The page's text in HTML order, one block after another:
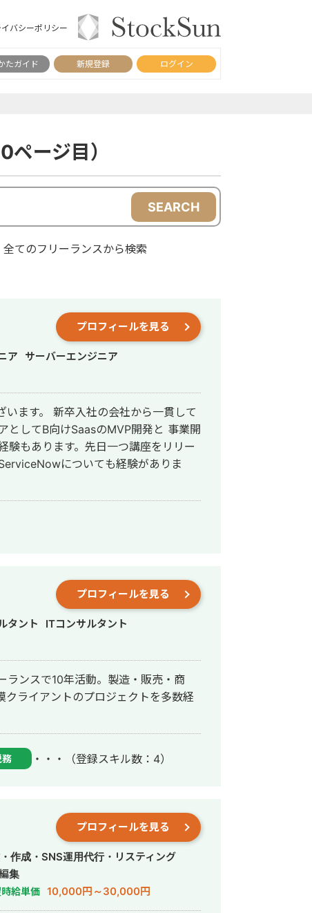
イバシーポリシー
たガイド 新規登録 ログイン
ージ目）
SEARCH
全てのフリーランスから検索
プロフィールを見る
ア サーバーエンジニア
から一貫して
としてB向けSaasのMVP開発と 事業開
プロフィールを見る
タント ITコンサルタント
ランスで10年活動。製造・販売・商
ライアントのプロジェクトを多数経
務 ・・・ （登録スキル数：4）
プロフィールを見る
作成・SNS運用代行・リスティング
集
給単価 10,000円～30,000円